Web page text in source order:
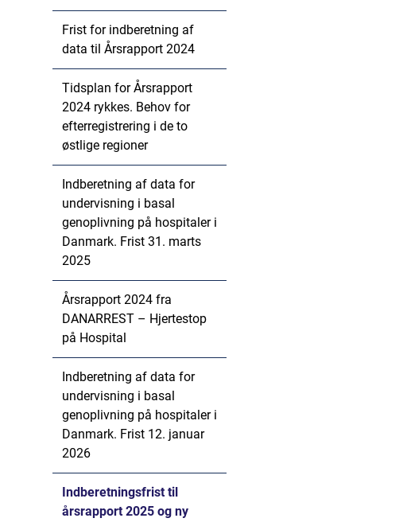
Frist for indberetning af
data til Årsrapport 2024
Tidsplan for Årsrapport
2024 rykkes. Behov for
efterregistrering i de to
østlige regioner
Indberetning af data for
undervisning i basal
genoplivning på hospitaler i
Danmark. Frist 31. marts
2025
Årsrapport 2024 fra
DANARREST – Hjertestop
på Hospital
Indberetning af data for
undervisning i basal
genoplivning på hospitaler i
Danmark. Frist 12. januar
2026
Indberetningsfrist til
årsrapport 2025 og ny